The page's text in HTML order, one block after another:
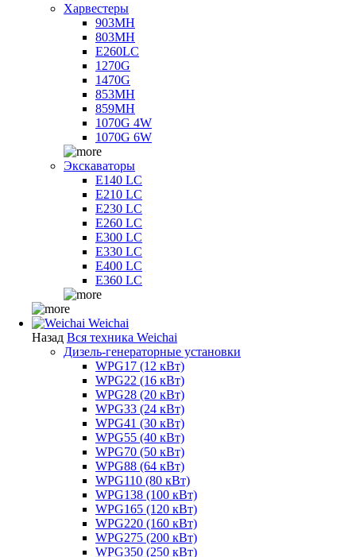
Харвестеры
903MH
803MH
E260LC
1270G
1470G
853MH
859MH
1070G 4W
1070G 6W
Экскаваторы
E140 LC
E210 LC
E230 LC
E260 LC
E300 LC
E330 LC
E400 LC
E360 LC
Weichai
Назад Вся техника Weichai
Дизель-генераторные установки
WPG17 (12 кВт)
WPG22 (16 кВт)
WPG28 (20 кВт)
WPG33 (24 кВт)
WPG41 (30 кВт)
WPG55 (40 кВт)
WPG70 (50 кВт)
WPG88 (64 кВт)
WPG110 (80 кВт)
WPG138 (100 кВт)
WPG165 (120 кВт)
WPG220 (160 кВт)
WPG275 (200 кВт)
WPG350 (250 кВт)